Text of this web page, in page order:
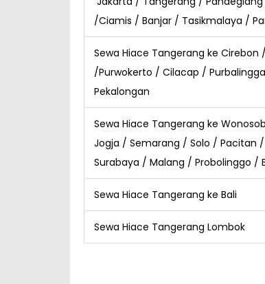
/Ciamis / Banjar / Tasikmalaya /
Sewa Hiace Tangerang ke
/Purwokerto / Cilacap /
Pekalongan
Sewa Hiace Tangerang ke
Jogja / Semarang / Solo / Pacitan
Surabaya / Malang / Probolinggo /
Sewa Hiace Tangerang ke Bali
Sewa Hiace Tangerang Lombok